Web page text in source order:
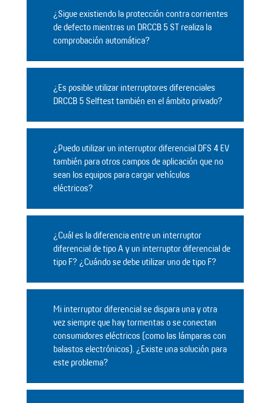
¿Sigue existiendo la protección contra corrientes
de defecto mientras un DRCCB 5 ST realiza la
comprobación automática?
¿Es posible utilizar interruptores diferenciales
DRCCB 5 Selftest también en el ámbito privado?
¿Puedo utilizar un interruptor diferencial DFS 4 EV
también para otros campos de aplicación que no
sean los equipos para cargar vehículos
eléctricos?
¿Cuál es la diferencia entre un interruptor
diferencial de tipo A y un interruptor diferencial de
tipo F? ¿Cuándo se debe utilizar uno de tipo F?
Mi interruptor diferencial se dispara una y otra
vez siempre que hay tormentas o se conectan
consumidores eléctricos (como las lámparas con
balastos electrónicos). ¿Existe una solución para
este problema?